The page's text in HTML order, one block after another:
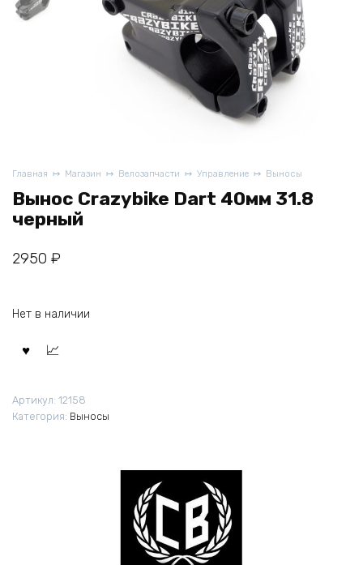
Главная Магазин Велозапчасти Управление Выносы
Вынос Crazybike Dart 40мм 31.8
черный
2950 ₽
Нет в наличии
Артикул: 12158
Категория: Выносы